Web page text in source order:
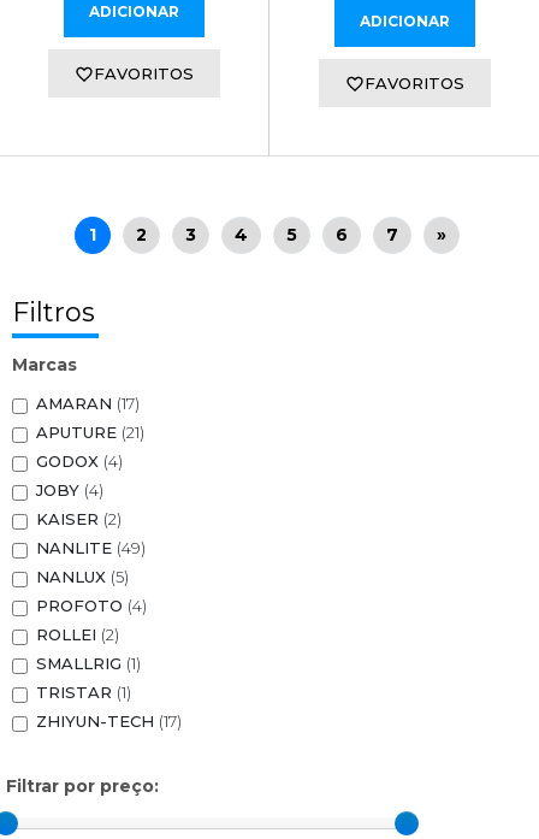
Filtros
Marcas
AMARAN (17)
APUTURE (21)
GODOX (4)
JOBY (4)
KAISER (2)
NANLITE (49)
NANLUX (5)
PROFOTO (4)
ROLLEI (2)
SMALLRIG (1)
TRISTAR (1)
ZHIYUN-TECH (17)
Filtrar por preço:
ADICIONAR
FAVORITOS
ADICIONAR
FAVORITOS
1 2 3 4 5 6 7 »